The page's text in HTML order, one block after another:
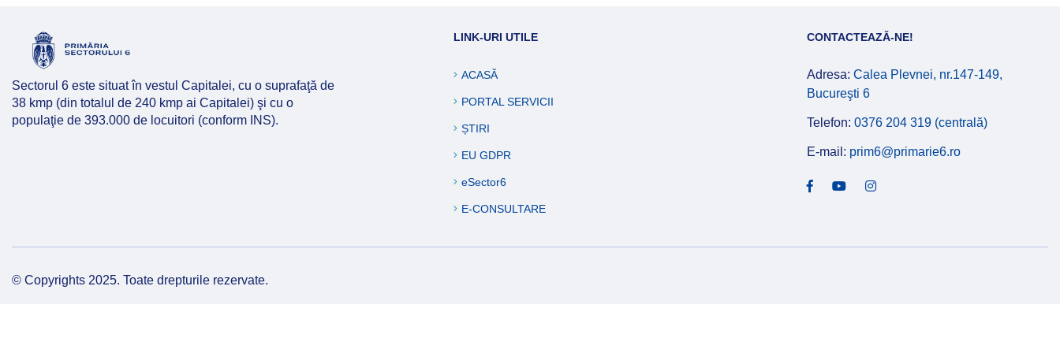
Sectorul 6 este situat în vestul Capitalei, cu o suprafaţă de
38 kmp (din totalul de 240 kmp ai Capitalei) şi cu o
populaţie de 393.000 de locuitori (conform INS).
LINK-URI UTILE
ACASĂ
PORTAL SERVICII
ȘTIRI
EU GDPR
eSector6
E-CONSULTARE
CONTACTEAZĂ-NE!
Adresa: Calea Plevnei, nr.147-149,
Bucureşti 6
Telefon: 0376 204 319 (centrală)
E-mail: prim6@primarie6.ro
© Copyrights 2025. Toate drepturile rezervate.